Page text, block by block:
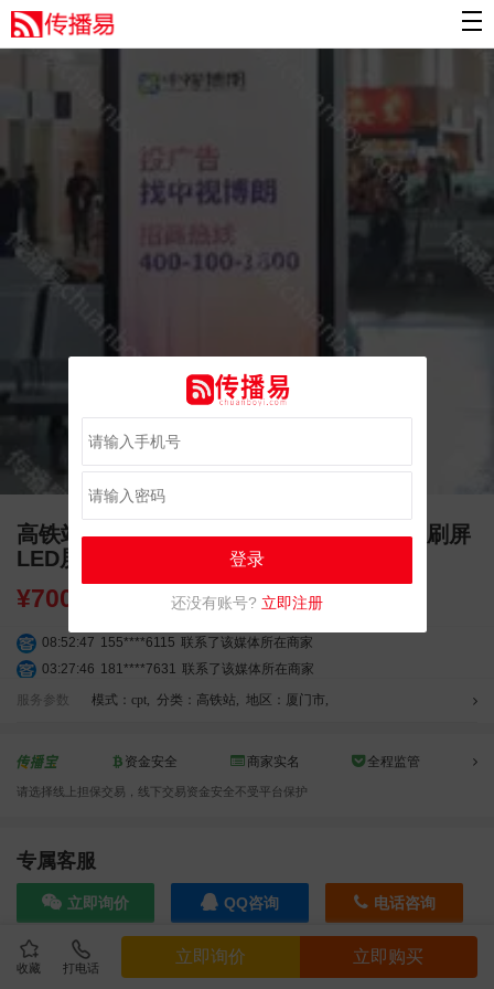
收藏 打电话
立即询价 立即购买
高铁站广告 厦门高铁站广告 厦门北站独立刷屏
LED屏幕广告
¥7000.00
08:52:47 155****6115 联系了该媒体所在商家
03:27:46 181****7631 联系了该媒体所在商家
03:18:49 173****0620
联系了该媒体所在商家
12:40:20
177****7961
联系了该媒体所在商家
03:23:40
04:16:44 181****0078 联系了该媒体所在商家
01:50:54 192****2334
联系了该媒体所在商家
157****6971 联系了该媒体所在商家
10:08:47
155****5272 联系了该媒体所在商家
服务参数 模式：cpt, 分类：高铁站, 地区：厦门市,
资金安全 商家实名 全程监管
请选择线上担保交易，线下交易资金安全不受平台保护
专属客服
立即询价 QQ咨询 电话咨询
效果截图
登录
还没有账号? 立即注册